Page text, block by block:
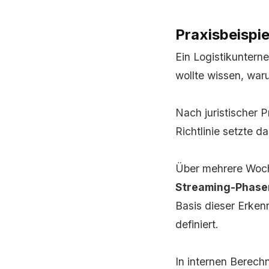
Ein
wollte wissen,
Nach juristischer
Richtlinie setzte
Über mehrere
Streaming-
Basis dieser
definiert.
In internen